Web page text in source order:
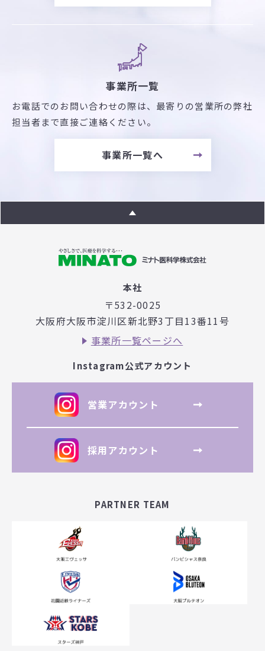
事業所一覧
お電話でのお問い合わせの際は、最寄りの営業所の弊社
担当者まで直接ご連絡ください。
事業所一覧へ
本社
〒532-0025
大阪府大阪市淀川区新北野3丁目13番11号
事業所一覧ページへ
Instagram公式アカウント
営業アカウント
採用アカウント
PARTNER TEAM